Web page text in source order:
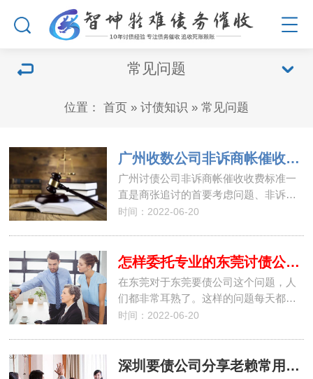
常见问题
位置： 首页 » 讨债知识 » 常见问题
广州收数公司非诉商帐催收收费标准
广州讨债公司非诉商帐催收收费标准一
直是商张追讨的首要考虑问题、非诉…
时间：2022-06-20
怎样委托专业的东莞讨债公司追收债务？
在东莞对于东莞要债公司这个问题，人
们都非常耳熟了。这样的问题每天都…
时间：2022-06-20
深圳要债公司分享老赖常用的招数